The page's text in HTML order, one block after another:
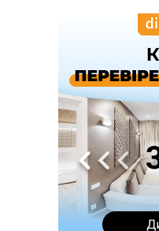
Боднар розповів про
українців та про зміни
"Едельвейси"
Днем міста
Вчора у Франківську,
зафіксували рекордну
У Надвірній п'яна
призначив штраф і 30
У басейні Дністра
води наблизилися до
У Бурштині поблизу
з'ясовує обставини